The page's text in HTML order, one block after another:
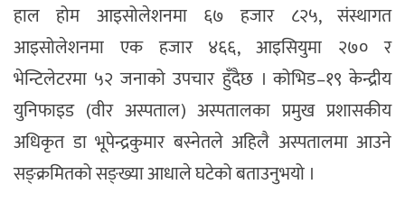
हाल होम आइसोलेशनमा ६७ हजार ८२५, संस्थागत
आइसोलेशनमा एक हजार ४६६, आइसियुमा २७० र
भेन्टिलेटरमा ५२ जनाको उपचार हुँदैछ । कोभिड–१९ केन्द्रीय
युनिफाइड (वीर अस्पताल) अस्पतालका प्रमुख प्रशासकीय
अधिकृत डा भूपेन्द्रकुमार बस्नेतले अहिलै अस्पतालमा आउने
सङ्क्रमितको सङ्ख्या आधाले घटेको बताउनुभयो ।